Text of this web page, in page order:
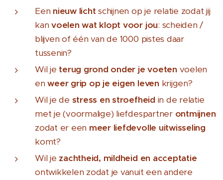
Een nieuw lichtschijnen op je relatie zodat jij
kanvoelen wat klopt voor jou: scheiden /
blijven of één van de 1000 pistes daar
tussenin?
Wil je terug grond onder je voeten voelen
enweer grip op je eigen leven krijgen?
Wil je de stress en stroefheid in de relatie
met je (voormalige) liefdespartner ontmijnen
zodat er een meer liefdevolle uitwisseling
komt?
Wil je zachtheid, mildheid en acceptatie
ontwikkelen zodat je vanuit een andere